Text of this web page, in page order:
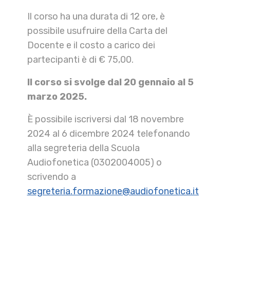
Il corso ha una durata di 12 ore, è
possibile usufruire della Carta del
Docente e il costo a carico dei
partecipanti è di € 75,00.
Il corso si svolge dal 20 gennaio al 5
marzo 2025.
È possibile iscriversi dal 18 novembre
2024 al 6 dicembre 2024 telefonando
alla segreteria della Scuola
Audiofonetica (0302004005) o
scrivendo a
segreteria.formazione@audiofonetica.it